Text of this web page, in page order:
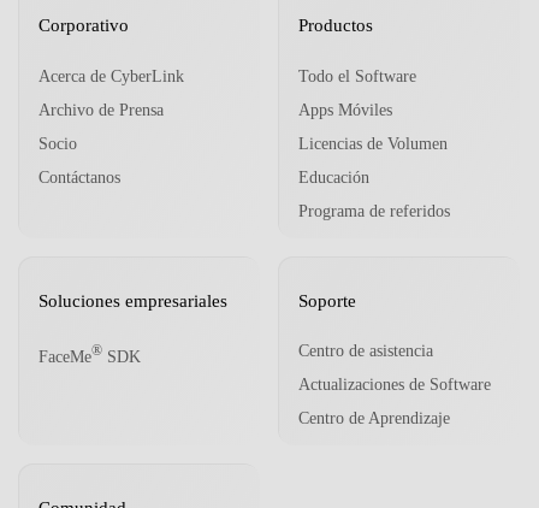
Corporativo
Acerca de CyberLink
Archivo de Prensa
Socio
Contáctanos
Productos
Todo el Software
Apps Móviles
Licencias de Volumen
Educación
Programa de referidos
Soluciones empresariales
FaceMe® SDK
Soporte
Centro de asistencia
Actualizaciones de Software
Centro de Aprendizaje